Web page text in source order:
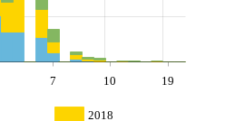
7 10 19
2018